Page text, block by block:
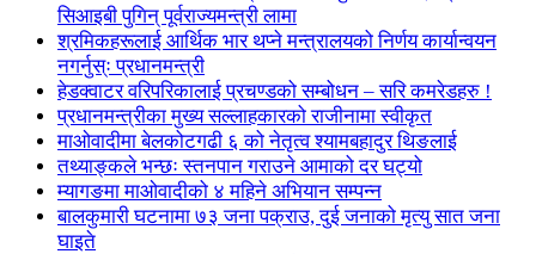
सिआइबी पुगिन् पूर्वराज्यमन्त्री लामा
श्रमिकहरूलाई आर्थिक भार थप्ने मन्त्रालयको निर्णय कार्यान्वयन
नगर्नुस्ः प्रधानमन्त्री
हेडक्वाटर वरिपरिकालाई प्रचण्डको सम्बोधन – सरि कमरेडहरु !
प्रधानमन्त्रीका मुख्य सल्लाहकारको राजीनामा स्वीकृत
माओवादीमा बेलकोटगढी ६ को नेतृत्व श्यामबहादुर थिङलाई
तथ्याङ्कले भन्छः स्तनपान गराउने आमाको दर घट्यो
म्यागङमा माओवादीको ४ महिने अभियान सम्पन्न
बालकुमारी घटनामा ७३ जना पक्राउ, दुई जनाको मृत्यु सात जना
घाइते